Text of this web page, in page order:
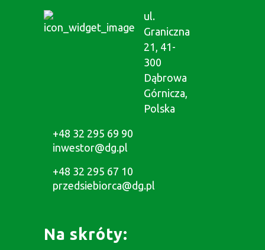
ul.
Graniczna
21, 41-
300
Dąbrowa
Górnicza,
Polska
+48 32 295 69 90
inwestor@dg.pl
+48 32 295 67 10
przedsiebiorca@dg.pl
Na skróty: